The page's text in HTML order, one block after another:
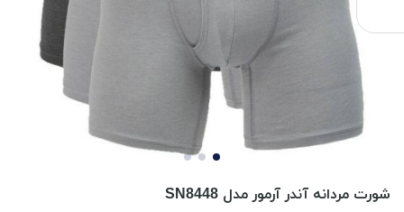
شورت مردانه آندر آرمور مدل SN8448